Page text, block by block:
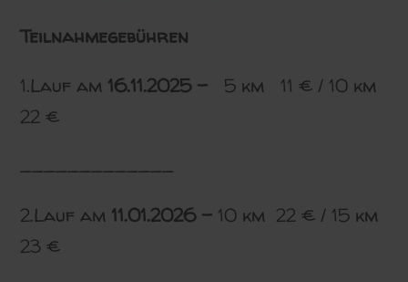
Teilnahmegebühren
1.Lauf am 16.11.2025 – 5 km 11 € / 10 km
22 €
_____________
2.Lauf am 11.01.2026 – 10 km 22 € / 15 km
23 €